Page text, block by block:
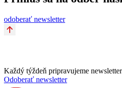
odoberať newsletter
Každý týždeň pripravujeme
Odoberať newsletter